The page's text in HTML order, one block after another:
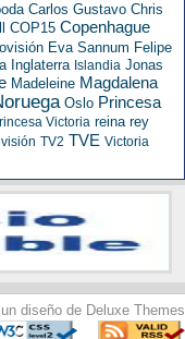
Carlos Gustavo Chris
COP15 Copenhague
Eva Sannum Felipe
Inglaterra Islandia Jonas
Madeleine Magdalena
Oslo Princesa
Victoria reina rey
TV2 TVE Victoria
diseño de Deluxe Themes